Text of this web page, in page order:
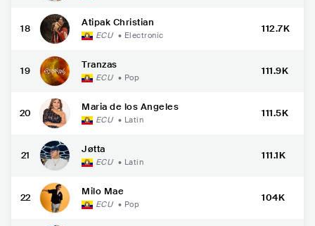
18
Atipak Christian
ECU • Electronic
112.7K
19
Tranzas
ECU • Pop
111.9K
20
Maria de los Angeles
ECU • Latin
111.5K
21
Jøtta
ECU • Latin
111.1K
22
Milo Mae
ECU • Pop
104K